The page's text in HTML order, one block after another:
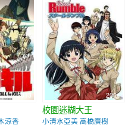
2013
涼香
2004
校園迷糊大王
小清水亞美 高橋廣樹